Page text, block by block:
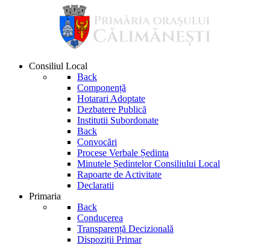
Consiliul Local
Back
Componență
Hotarari Adoptate
Dezbatere Publică
Institutii Subordonate
Back
Convocări
Procese Verbale Ședinta
Minutele Ședintelor Consiliului Local
Rapoarte de Activitate
Declaratii
Primaria
Back
Conducerea
Transparență Decizională
Dispoziții Primar